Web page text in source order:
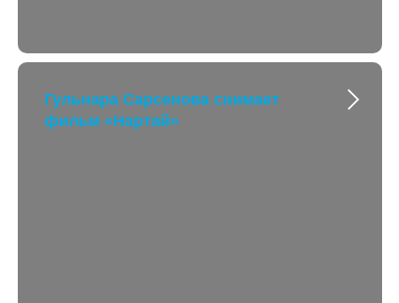
Гульнара Сарсенова снимает
фильм «Нартай»